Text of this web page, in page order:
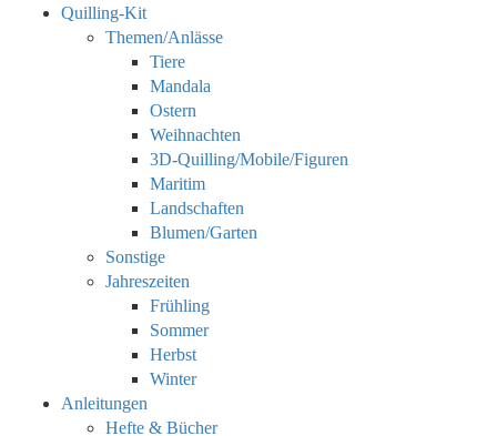
Quilling-Kit
Themen/Anlässe
Tiere
Mandala
Ostern
Weihnachten
3D-Quilling/Mobile/Figuren
Maritim
Landschaften
Blumen/Garten
Sonstige
Jahreszeiten
Frühling
Sommer
Herbst
Winter
Anleitungen
Hefte & Bücher